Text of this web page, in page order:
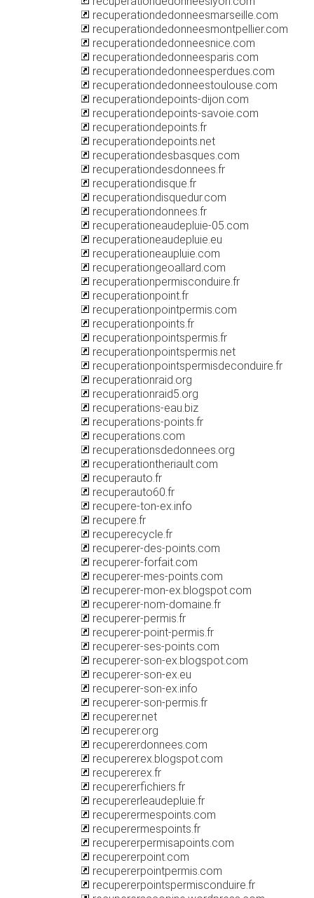
recuperationdedonneesmarseille.com
recuperationdedonneesmontpellier.com
recuperationdedonneesnice.com
recuperationdedonneesparis.com
recuperationdedonneesperdues.com
recuperationdedonneestoulouse.com
recuperationdepoints-dijon.com
recuperationdepoints-savoie.com
recuperationdepoints.fr
recuperationdepoints.net
recuperationdesbasques.com
recuperationdesdonnees.fr
recuperationdisque.fr
recuperationdisquedur.com
recuperationdonnees.fr
recuperationeaudepluie-05.com
recuperationeaudepluie.eu
recuperationeaupluie.com
recuperationgeoallard.com
recuperationpermisconduire.fr
recuperationpoint.fr
recuperationpointpermis.com
recuperationpoints.fr
recuperationpointspermis.fr
recuperationpointspermis.net
recuperationpointspermisdeconduire.fr
recuperationraid.org
recuperationraid5.org
recuperations-eau.biz
recuperations-points.fr
recuperations.com
recuperationsdedonnees.org
recuperationtheriault.com
recuperauto.fr
recuperauto60.fr
recupere-ton-ex.info
recupere.fr
recuperecycle.fr
recuperer-des-points.com
recuperer-forfait.com
recuperer-mes-points.com
recuperer-mon-ex.blogspot.com
recuperer-nom-domaine.fr
recuperer-permis.fr
recuperer-point-permis.fr
recuperer-ses-points.com
recuperer-son-ex.blogspot.com
recuperer-son-ex.eu
recuperer-son-ex.info
recuperer-son-permis.fr
recuperer.net
recuperer.org
recupererdonnees.com
recupererex.blogspot.com
recupererex.fr
recupererfichiers.fr
recupererleaudepluie.fr
recuperermespoints.com
recuperermespoints.fr
recupererpermisapoints.com
recupererpoint.com
recupererpointpermis.com
recupererpointspermisconduire.fr